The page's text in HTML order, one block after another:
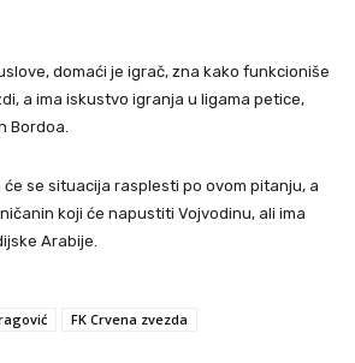
domaći je igrač, zna kako funkcioniše
a ima iskustvo igranja u ligama petice,
Bordoa.
će se situacija rasplesti po ovom pitanju, a
koji će napustiti Vojvodinu, ali ima
Arabije.
FK Crvena zvezda